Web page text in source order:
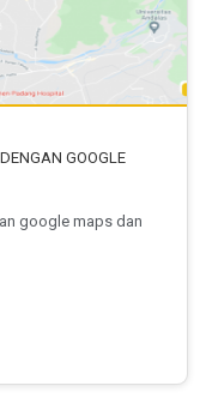
GOOGLE
google maps dan